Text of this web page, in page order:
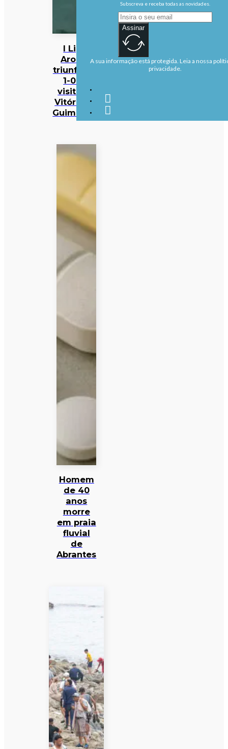
I Liga:
Arouca
triunfa por
1-0 na
visita ao
Vitória de
Guimarães
Homem
de 40
anos
morre
em praia
fluvial
de
Abrantes
Subscreva e receba todas as novidades.
Assinar
A sua informação está protegida. Leia a nossa
privacidade.